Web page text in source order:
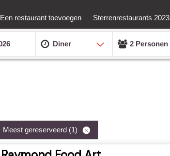
Een restaurant toevoegen Sterrenrestaurants 2023
Diner 2 Personen
Meest gereserveerd (1)